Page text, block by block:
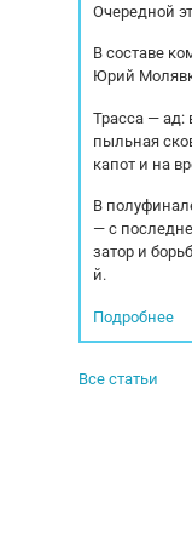
Очередной
В составе
Юрий
Трасса — ад:
пыльная
капот и на
В
— с
затор и
й.
Подробнее
Все статьи